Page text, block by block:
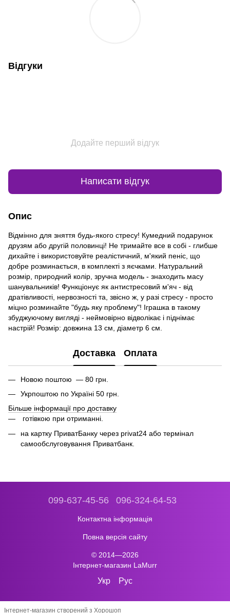
Відгуки
Додайте перший відгук
Написати відгук
Опис
Відмінно для зняття будь-якого стресу! Кумедний подарунок
друзям або другій половинці! Не тримайте все в собі - глибше
дихайте і використовуйте реалістичний, м'який пеніс, що
добре розминається, в комплекті з яєчками. Натуральний
розмір, природний колір, зручна модель - знаходить масу
шанувальників! Функціонує як антистресовий м'яч - від
дратівливості, нервозності та, звісно ж, у разі стресу - просто
міцно розминайте "будь яку проблему"! Іграшка в такому
збуджуючому вигляді - неймовірно відволікає і піднімає
настрій! Розмір: довжина 13 см, діаметр 6 см.
Доставка Оплата
Новою поштою — 80 грн.
Укрпоштою по Україні 50 грн.
Більше інформації про доставку
готівкою при отриманні.
на картку ПриватБанку через privat24 або термінал
самообслуговування Приватбанк.
099-637-45-56 096-324-64-53
Контактна інформація
Повна версія сайту
© 2014—2026
Інтернет-магазин LaMurr
Укр Рус
Інтернет-магазин створений з Хорошоп